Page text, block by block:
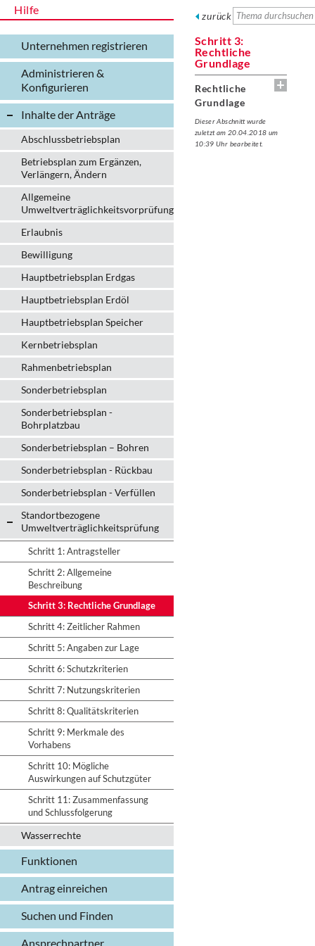
Hilfe
Unternehmen registrieren
Administrieren &
Konfigurieren
Inhalte der Anträge
Abschlussbetriebsplan
Betriebsplan zum Ergänzen,
Verlängern, Ändern
Allgemeine
Umweltverträglichkeitsvorprüfung
Erlaubnis
Bewilligung
Hauptbetriebsplan Erdgas
Hauptbetriebsplan Erdöl
Hauptbetriebsplan Speicher
Kernbetriebsplan
Rahmenbetriebsplan
Sonderbetriebsplan
Sonderbetriebsplan -
Bohrplatzbau
Sonderbetriebsplan – Bohren
Sonderbetriebsplan - Rückbau
Sonderbetriebsplan - Verfüllen
Standortbezogene
Umweltverträglichkeitsprüfung
Schritt 1: Antragsteller
Schritt 2: Allgemeine
Beschreibung
Schritt 3: Rechtliche Grundlage
Schritt 4: Zeitlicher Rahmen
Schritt 5: Angaben zur Lage
Schritt 6: Schutzkriterien
Schritt 7: Nutzungskriterien
Schritt 8: Qualitätskriterien
Schritt 9: Merkmale des
Vorhabens
Schritt 10: Mögliche
Auswirkungen auf Schutzgüter
Schritt 11: Zusammenfassung
und Schlussfolgerung
Wasserrechte
Funktionen
Antrag einreichen
Suchen und Finden
Ansprechpartner
zurück
Schritt 3:
Rechtliche
Grundlage
Rechtliche
Grundlage
Dieser Abschnitt wurde
zuletzt am 20.04.2018 um
10:39 Uhr bearbeitet.